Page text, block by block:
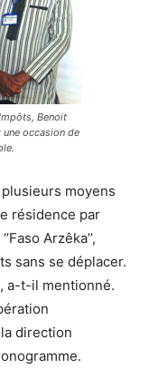
Benoit
occasion de
moyens
résidence par
Arzêka’’,
sans se déplacer.
a-t-il mentionné.
direction